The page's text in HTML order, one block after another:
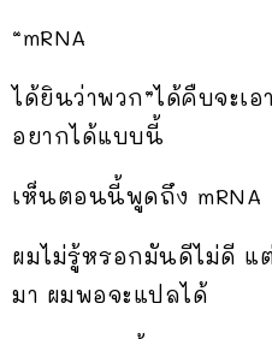
“mRNA
ได้ยินว่าพวก”ได้คืบจะเ
อยากได้แบบนี้
เห็นตอนนี้พูดถึง mRNA
ผมไม่รู้หรอกมันดีไม่ดี แ
มา ผมพอจะแปลได้